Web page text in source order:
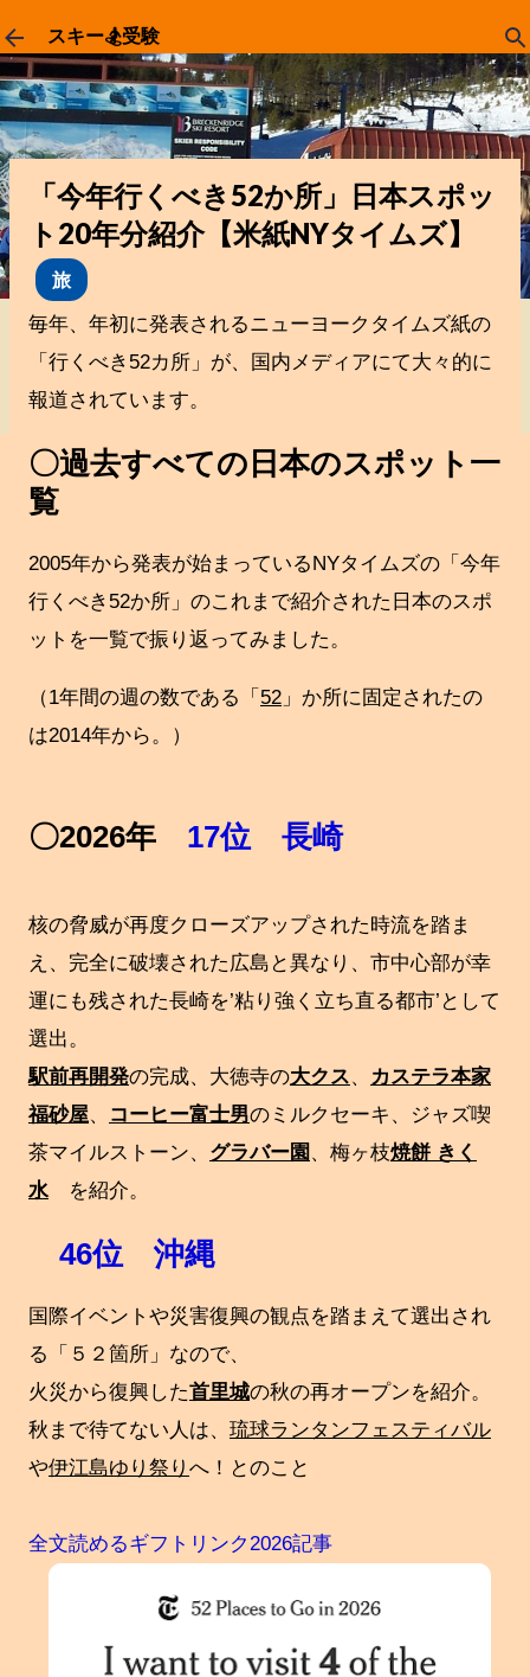
スキップしてメイン コンテンツに移動
スキー🏂受験
「今年行くべき52か所」日本スポッ
ト20年分紹介【米紙NYタイムズ】
旅
毎年、年初に発表されるニューヨークタイムズ紙の
「行くべき52カ所」が、国内メディアにて大々的に
報道されています。
〇過去すべての日本のスポット一
覧
2005年から発表が始まっているNYタイムズの「今年
行くべき52か所」のこれまで紹介された日本のスポ
ットを一覧で振り返ってみました。
（1年間の週の数である「 52 」か所に固定されたの
は2014年から。）
〇2026年 17位 長崎
核の脅威が再度クローズアップされた時流を踏ま
え、完全に破壊された広島と異なり、市中心部が幸
運にも残された長崎を’粘り強く立ち直る都市’として
選出。
駅前再開発の完成、大徳寺の大クス、
カステラ本家
福砂屋、 コーヒー富士男のミルクセーキ、ジャズ喫
茶マイルストーン、 グラバー園 、梅ヶ枝焼餅 きく
水 を紹介。
46位 沖縄
国際イベントや災害復興の観点を踏まえて選出され
る「５２箇所」なので、
火災から復興した首里城の秋の再オープンを紹介。
秋まで待てない人は、 琉球ランタンフェスティバル
や伊江島ゆり祭り へ！とのこと
全文読めるギフトリンク2026記事